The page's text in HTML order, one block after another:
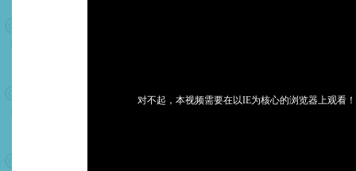
对不起，本视频需要在以IE为核心的浏览器上观看！